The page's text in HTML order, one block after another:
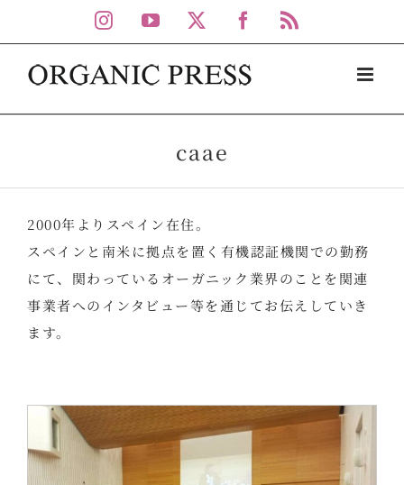
to
content
Instagram
YouTube Facebook
caae
2000年よりスペイン在住。
スペインと南米に拠点を置く有機認証機関での勤務
にて、関わっているオーガニック業界のことを関連
事業者へのインタビュー等を通じてお伝えしていき
ます。